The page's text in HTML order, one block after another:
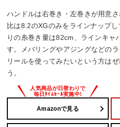
6lb－45m、8lb－45m
糸巻量PE（号－m）
0.6号－150m、0.8号－130m、1
ハンドルは右巻き・左巻きが用意
比は8.2のXGのみをラインナップ
りの糸巻き量は82cm、ラインキャ
す。メバリングやアジングなどの
リールを使ってみたいという方は
う。
Amazonで見る